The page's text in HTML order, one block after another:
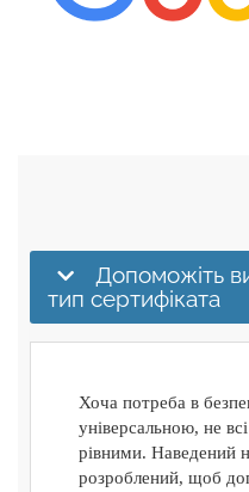
Допоможіть
тип сертифіката
Хоча потреба в
універсальною, не
рівними. Наведений
розроблений, щоб